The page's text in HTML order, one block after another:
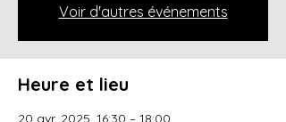
Voir d'autres événements
Heure et lieu
20 avr. 2025, 16:30 – 18:00